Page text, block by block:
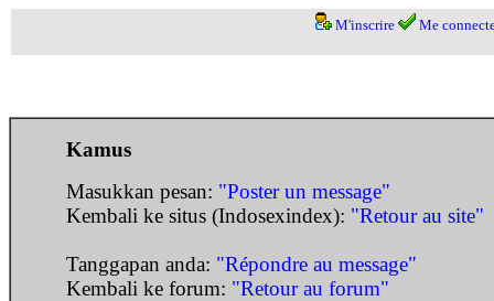
M'inscrire Me
Kamus
Masukkan pesan: "Poster un message"
Kembali ke situs (Indosexindex): "Retour au site"
Tanggapan anda: "Répondre au message"
Kembali ke forum: "Retour au forum"